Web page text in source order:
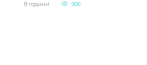
8 години 906